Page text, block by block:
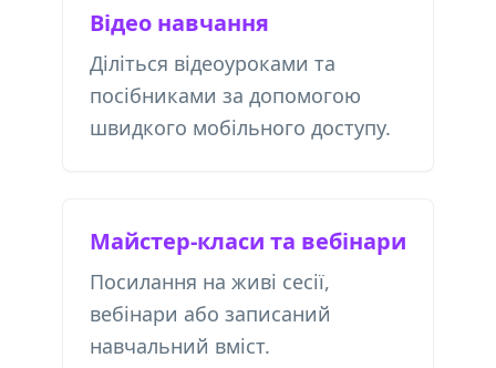
Відео навчання
Діліться відеоуроками та
посібниками за допомогою
швидкого мобільного доступу.
Майстер-класи та вебінари
Посилання на живі сесії,
вебінари або записаний
навчальний вміст.